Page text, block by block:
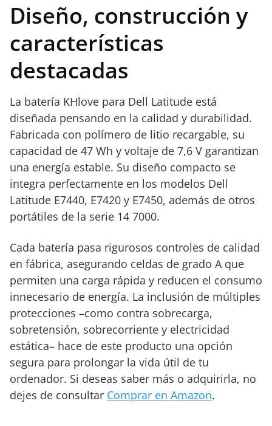
Diseño, construcción y
características
destacadas
La batería KHlove para Dell Latitude está
diseñada pensando en la calidad y durabilidad.
Fabricada con polímero de litio recargable, su
capacidad de 47 Wh y voltaje de 7,6 V garantizan
una energía estable. Su diseño compacto se
integra perfectamente en los modelos Dell
Latitude E7440, E7420 y E7450, además de otros
portátiles de la serie 14 7000.
Cada batería pasa rigurosos controles de calidad
en fábrica, asegurando celdas de grado A que
permiten una carga rápida y reducen el consumo
innecesario de energía. La inclusión de múltiples
protecciones –como contra sobrecarga,
sobretensión, sobrecorriente y electricidad
estática– hace de este producto una opción
segura para prolongar la vida útil de tu
ordenador. Si deseas saber más o adquirirla, no
dejes de consultar Comprar en Amazon.